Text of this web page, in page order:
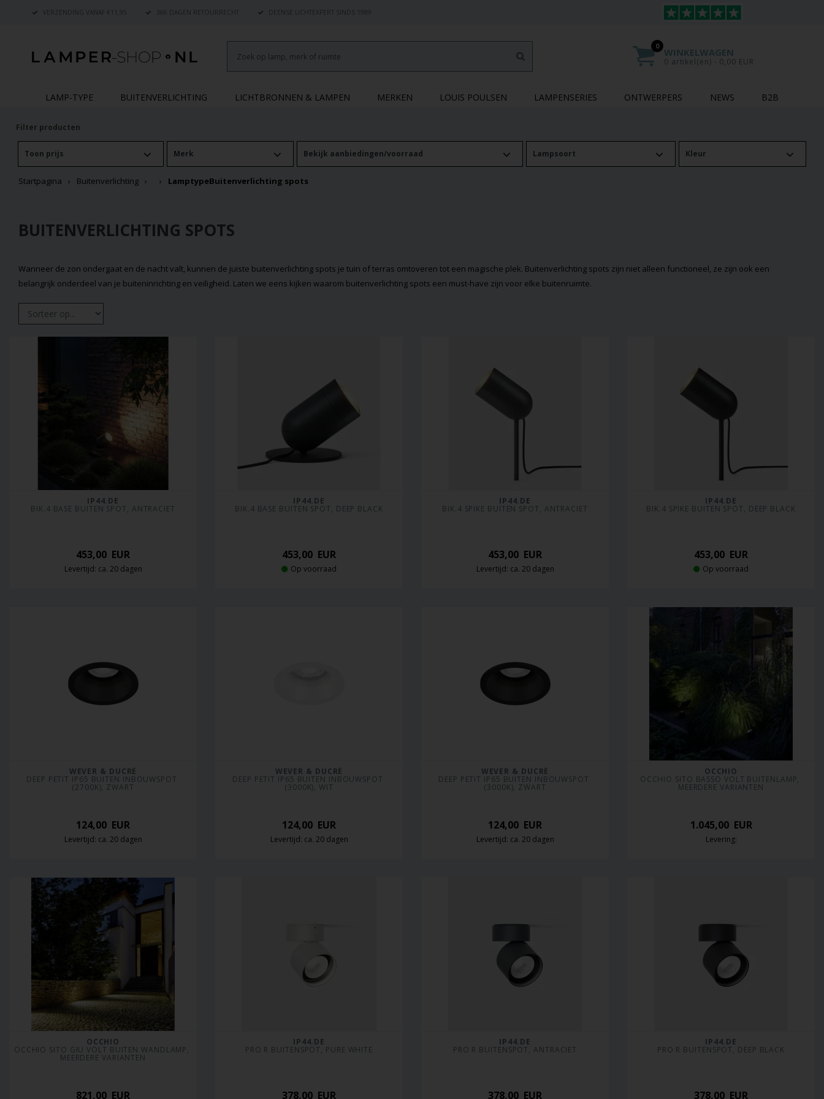
VERZENDING VANAF €11,95 366 DAGEN RETOURRECHT DEENSE LICHTEXPERT SINDS 1989
0
WINKELWAGEN
0 artikel(en) - 0,00 EUR
LAMP-TYPE BUITENVERLICHTING LICHTBRONNEN & LAMPEN MERKEN LOUIS POULSEN LAMPENSERIES ONTWERPERS NEWS B2B
Filter producten
Toon prijs Merk Bekijk aanbiedingen/voorraad Lampsoort Kleur
Startpagina Buitenverlichting LamptypeBuitenverlichting spots
BUITENVERLICHTING SPOTS
Wanneer de zon ondergaat en de nacht valt, kunnen de juiste buitenverlichting spots je tuin of terras omtoveren tot een magische plek. Buitenverlichting spots zijn niet alleen functioneel, ze zijn ook een
belangrijk onderdeel van je buiteninrichting en veiligheid. Laten we eens kijken waarom buitenverlichting spots een must-have zijn voor elke buitenruimte.
IP44.DE
BIK.4 BASE BUITEN SPOT, ANTRACIET
453,00 EUR
Levertijd: ca. 20 dagen
IP44.DE
BIK.4 BASE BUITEN SPOT, DEEP BLACK
453,00 EUR
Op voorraad
IP44.DE
BIK.4 SPIKE BUITEN SPOT, ANTRACIET
453,00 EUR
Levertijd: ca. 20 dagen
IP44.DE
BIK.4 SPIKE BUITEN SPOT, DEEP BLACK
453,00 EUR
Op voorraad
WEVER & DUCRÉ
DEEP PETIT IP65 BUITEN INBOUWSPOT
(2700K), ZWART
124,00 EUR
Levertijd: ca. 20 dagen
WEVER & DUCRÉ
DEEP PETIT IP65 BUITEN INBOUWSPOT
(3000K), WIT
124,00 EUR
Levertijd: ca. 20 dagen
WEVER & DUCRÉ
DEEP PETIT IP65 BUITEN INBOUWSPOT
(3000K), ZWART
124,00 EUR
Levertijd: ca. 20 dagen
OCCHIO
OCCHIO SITO BASSO VOLT BUITENLAMP,
MEERDERE VARIANTEN
1.045,00EUR
Levering:
OCCHIO
OCCHIO SITO GIU VOLT BUITEN WANDLAMP,
MEERDERE VARIANTEN
821,00 EUR
IP44.DE
PRO R BUITENSPOT, PURE WHITE
378,00 EUR
IP44.DE
PRO R BUITENSPOT, ANTRACIET
378,00 EUR
IP44.DE
PRO R BUITENSPOT, DEEP BLACK
378,00 EUR